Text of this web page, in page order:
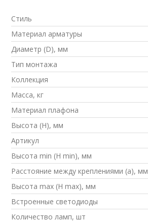
Стиль
Материал арматуры
Диаметр (D), мм
Тип монтажа
Коллекция
Масса, кг
Материал плафона
Высота (H), мм
Артикул
Высота min (H min), мм
Расстояние между креплениями (a), мм
Высота max (H max), мм
Встроенные светодиоды
Количество ламп, шт